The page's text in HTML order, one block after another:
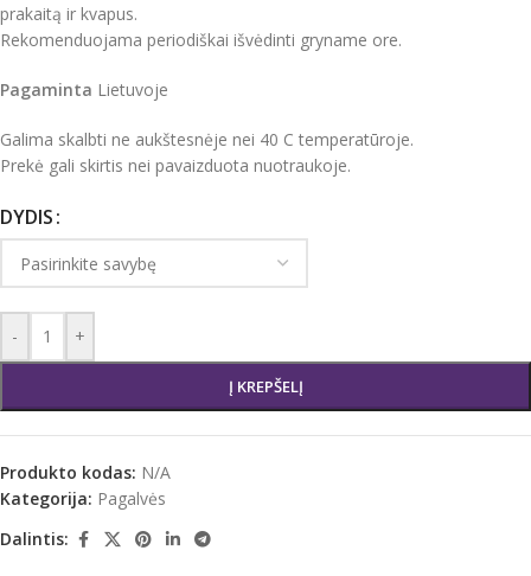
prakaitą ir kvapus.
Rekomenduojama periodiškai išvėdinti gryname ore.
Pagaminta Lietuvoje
Galima skalbti ne aukštesnėje nei 40 C temperatūroje.
Prekė gali skirtis nei pavaizduota nuotraukoje.
DYDIS
- +
Į KREPŠELĮ
Produkto kodas: N/A
Kategorija: Pagalvės
Dalintis: